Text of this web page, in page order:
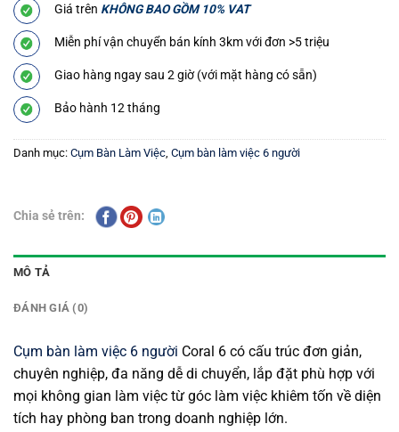
Giá trên KHÔNG BAO GỒM 10% VAT
Miễn phí vận chuyển bán kính 3km với đơn >5 triệu
Giao hàng ngay sau 2 giờ (với mặt hàng có sẵn)
Bảo hành 12 tháng
Danh mục: Cụm Bàn Làm Việc Cụm bàn làm việc 6 người
Chia sẻ trên:
MÔ TẢ
ĐÁNH GIÁ (0)
Cụm bàn làm việc 6 người Coral 6 có cấu trúc đơn giản,
chuyên nghiệp, đa năng dễ di chuyển, lắp đặt phù hợp với
mọi không gian làm việc từ góc làm việc khiêm tốn về diện
tích hay phòng ban trong doanh nghiệp lớn.